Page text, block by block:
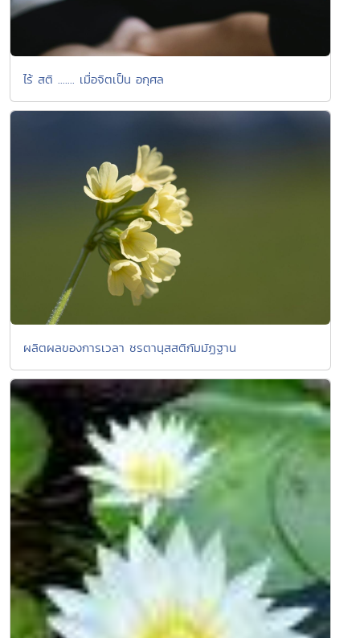
ไร้ สติ ....... เมื่อจิตเป็น อกุศล
ผลิตผลของการเวลา ชรตานุสสติกัมมัฏฐาน